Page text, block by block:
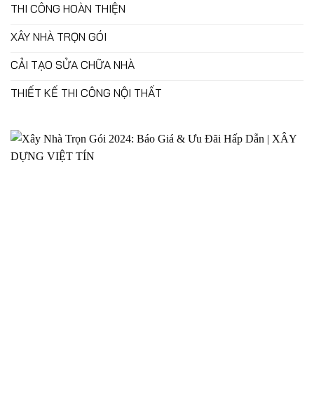
THI CÔNG HOÀN THIỆN
XÂY NHÀ TRỌN GÓI
CẢI TẠO SỬA CHỮA NHÀ
THIẾT KẾ THI CÔNG NỘI THẤT